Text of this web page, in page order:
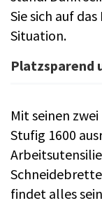
Sie sich auf
Situation.
Platzsparend
Mit seinen
Stufig 1600
findet alles